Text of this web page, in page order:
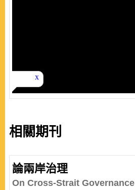
相關期刊
論兩岸治理
On Cross-Strait Governance